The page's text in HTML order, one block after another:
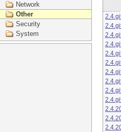
Network
Other
Security
System